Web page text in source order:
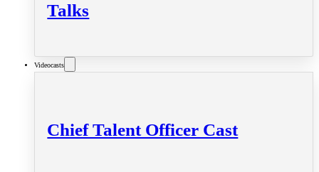
Talks
Videocasts
Chief Talent Officer Cast